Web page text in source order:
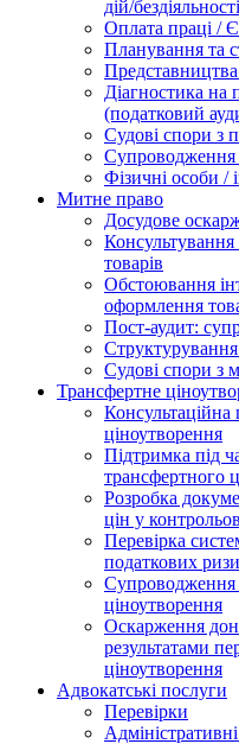
дій/
Оплата праці /
Планування та
Діагностика на
(податковий
Судові спори з
Супроводження
Фізичні особи /
Митне право
Досудове
товарів
Обстоювання
оформлення
Пост-аудит:
Судові спори з
Трансфертне
Консультаційна
ціноутворення
Підтримка під
трансфертного
Розробка
цін у
Перевірка
податкових
Супроводження
ціноутворення
Оскарження
результатами
ціноутворення
Адвокатські послуги
Перевірки